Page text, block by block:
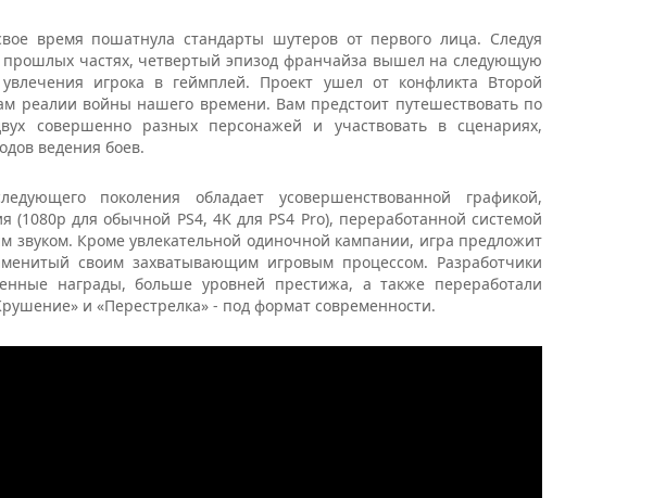
время пошатнула стандарты шутеров от первого лица. Следуя
частях, четвертый эпизод франчайза вышел на следующую
игрока в геймплей. Проект ушел от конфликта Второй
реалии войны нашего времени. Вам предстоит путешествовать по
совершенно разных персонажей и участвовать в сценариях,
ведения боев.
поколения обладает усовершенствованной графикой,
(1080p для обычной PS4, 4K для PS4 Pro), переработанной системой
звуком. Кроме увлекательной одиночной кампании, игра предложит
своим захватывающим игровым процессом. Разработчики
награды, больше уровней престижа, а также переработали
и «Перестрелка» - под формат современности.